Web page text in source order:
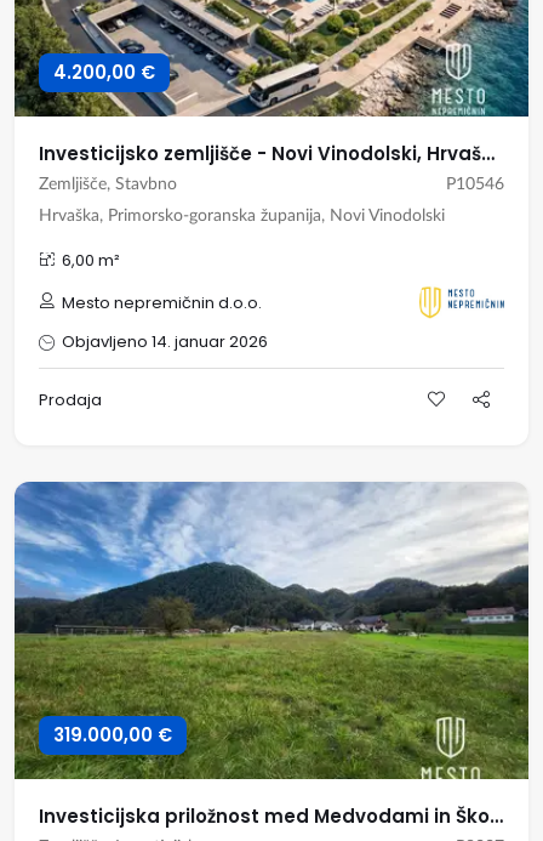
4.200,00 €
Investicijsko zemljišče - Novi Vinodolski, Hrvaška
Zemljišče, Stavbno
P10546
Hrvaška, Primorsko-goranska županija, Novi Vinodolski
6,00 m²
Mesto nepremičnin d.o.o.
Objavljeno 14. januar 2026
Prodaja
319.000,00 €
Investicijska priložnost med Medvodami in Škofjo Loko